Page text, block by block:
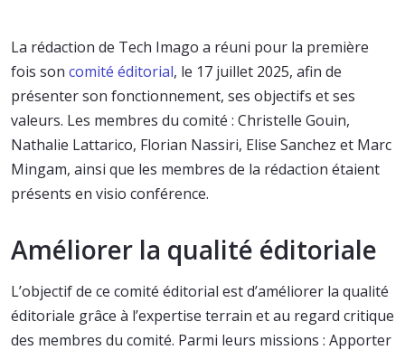
La rédaction de Tech Imago a réuni pour la première
fois son comité éditorial, le 17 juillet 2025, afin de
présenter son fonctionnement, ses objectifs et ses
valeurs. Les membres du comité : Christelle Gouin,
Nathalie Lattarico, Florian Nassiri, Elise Sanchez et Marc
Mingam, ainsi que les membres de la rédaction étaient
présents en visio conférence.
Améliorer la qualité éditoriale
L’objectif de ce comité éditorial est d’améliorer la qualité
éditoriale grâce à l’expertise terrain et au regard critique
des membres du comité. Parmi leurs missions : Apporter